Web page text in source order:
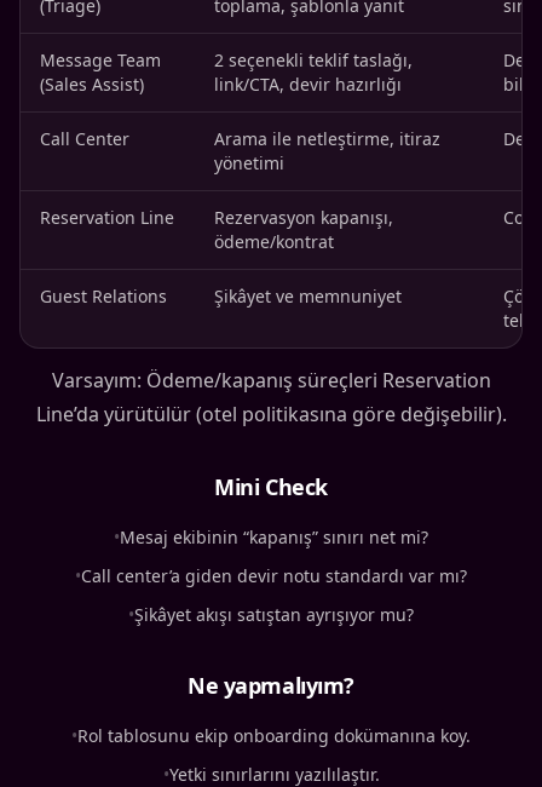
(Triage) toplama, şablonla yanıt
Message Team
(Sales Assist)
2 seçenekli teklif taslağı,
link/CTA, devir hazırlığı
Call Center
Arama ile netleştirme, itiraz
yönetimi
Reservation Line
Rezervasyon kapanışı,
ödeme/kontrat
Guest Relations Şikâyet ve memnuniyet
Varsayım: Ödeme/kapanış süreçleri Reservation
Line’da yürütülür (otel politikasına göre değişebilir).
Mini Check
•Mesaj ekibinin “kapanış” sınırı net mi?
•Call center’a giden devir notu standardı var mı?
•Şikâyet akışı satıştan ayrışıyor mu?
Ne yapmalıyım?
•Rol tablosunu ekip onboarding dokümanına koy.
•Yetki sınırlarını yazılılaştır.